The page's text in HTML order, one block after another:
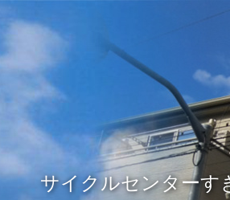
サイクルセンターす